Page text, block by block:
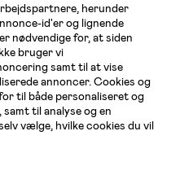
På lager
herunder
id'er og lignende
nødvendige for, at siden
bruger vi
samt til at vise
annoncer. Cookies og
til både personaliseret og
til analyse og en
vælge, hvilke cookies du vil